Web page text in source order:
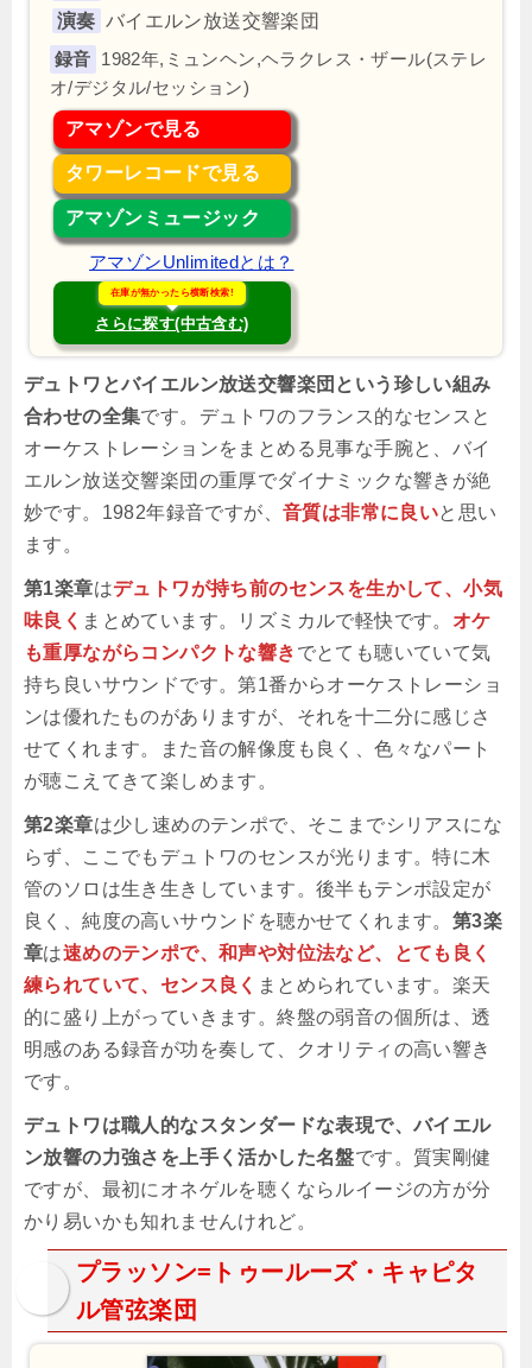
演奏 バイエルン放送交響楽団
1982年,ミュンヘン,ヘラクレス・ザール(ステレ
オ/デジタル/セッション)
アマゾンで見る
タワーレコードで見る
アマゾンミュージック
アマゾンUnlimitedとは？
在庫が無かったら横断検索!
さらに探す(中古含む)
デュトワとバイエルン放送交響楽団という珍しい組み
合わせの全集です。デュトワのフランス的なセンスと
オーケストレーションをまとめる見事な手腕と、バイ
エルン放送交響楽団の重厚でダイナミックな響きが絶
妙です。1982年録音ですが、 音質は非常に良いと思い
ます。
第1楽章はデュトワが持ち前のセンスを生かして、小気
味良く まとめています。リズミカルで軽快です。 オケ
も重厚ながらコンパクトな響き でとても聴いていて気
持ち良いサウンドです。第1番からオーケストレーショ
ンは優れたものがありますが、それを十二分に感じさ
せてくれます。また音の解像度も良く、色々なパート
が聴こえてきて楽しめます。
第2楽章は少し速めのテンポで、そこまでシリアスにな
らず、ここでもデュトワのセンスが光ります。特に木
管のソロは生き生きしています。後半もテンポ設定が
良く、純度の高いサウンドを聴かせてくれます。 第3楽
章は速めのテンポで、和声や対位法など、とても良く
練られていて、センス良く まとめられています。楽天
的に盛り上がっていきます。終盤の弱音の個所は、透
明感のある録音が功を奏して、クオリティの高い響き
です。
デュトワは職人的なスタンダードな表現で、バイエル
ン放響の力強さを上手く活かした名盤です。質実剛健
ですが、最初にオネゲルを聴くならルイージの方が分
かり易いかも知れませんけれど。
プラッソン=トゥールーズ・キャピタ
ル管弦楽団